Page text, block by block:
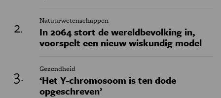
Natuurwetenschappen
In 2064 stort de wereldbevolking in,
voorspelt een nieuw wiskundig model
Gezondheid
‘Het Y-chromosoom is ten dode
opgeschreven’